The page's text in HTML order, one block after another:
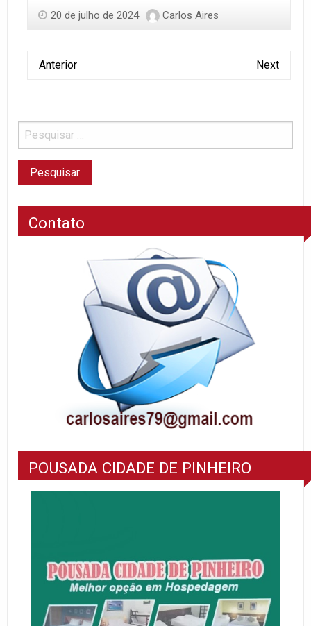
20 de julho de 2024 Carlos Aires
Anterior Next
Contato
POUSADA CIDADE DE PINHEIRO